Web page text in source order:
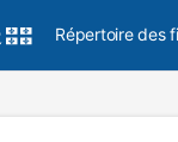
Répertoire des